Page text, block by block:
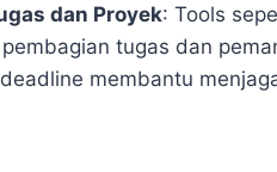
dan Proyek: Tools
tugas dan
membantu